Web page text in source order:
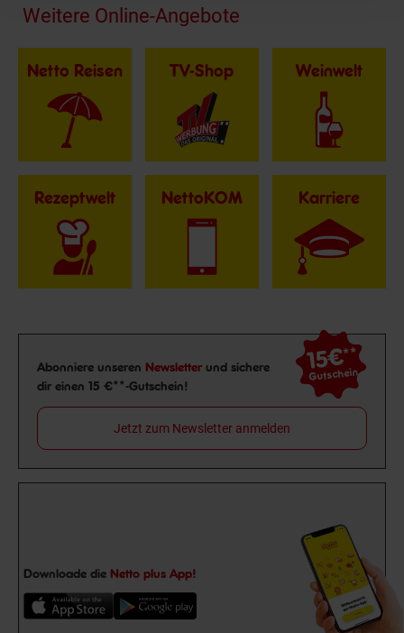
Fußzeile
Weitere Online-Angebote
Netto Reisen TV-Shop Weinwelt
Rezeptwelt NettoKOM Karriere
Newsletter Anmeldung
Abonniere unseren Newsletter und sichere
dir einen 15 €**-Gutschein!
15€**
Gutschein
Jetzt zum Newsletter anmelden
Downloade die Netto plus App!